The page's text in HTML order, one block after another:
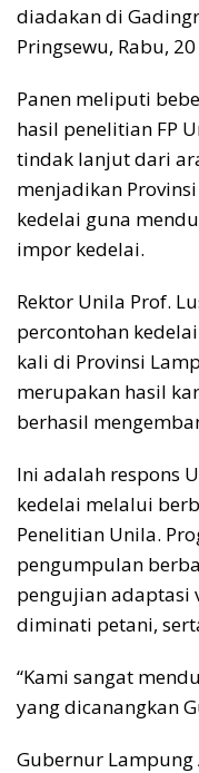
diadakan di
Pringsewu, Rabu,
Panen meliputi
hasil penelitian FP
tindak lanjut dari
menjadikan
kedelai guna
impor kedelai.
Rektor Unila Prof.
percontohan
kali di Provinsi
merupakan hasil
berhasil
Ini adalah respons
kedelai melalui
Penelitian Unila.
pengumpulan
pengujian adaptasi
diminati petani,
“Kami sangat
yang dicanangkan
Gubernur